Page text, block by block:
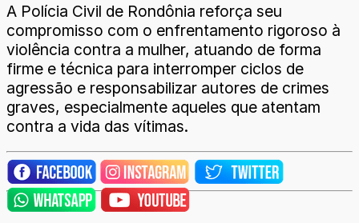
A Polícia Civil de Rondônia reforça seu
compromisso com o enfrentamento rigoroso à
violência contra a mulher, atuando de forma
firme e técnica para interromper ciclos de
agressão e responsabilizar autores de crimes
graves, especialmente aqueles que atentam
contra a vida das vítimas.